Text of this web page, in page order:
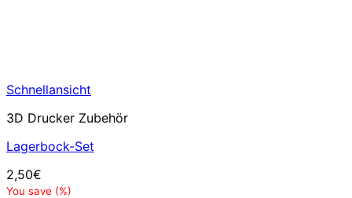
Schnellansicht
3D Drucker Zubehör
Lagerbock-Set
2,50€
You save (%)